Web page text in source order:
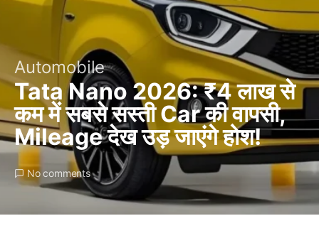
Automobile
Tata Nano 2026: ₹4 लाख से
कम में सबसे सस्ती Car की वापसी,
Mileage देख उड़ जाएंगे होश!
No comments